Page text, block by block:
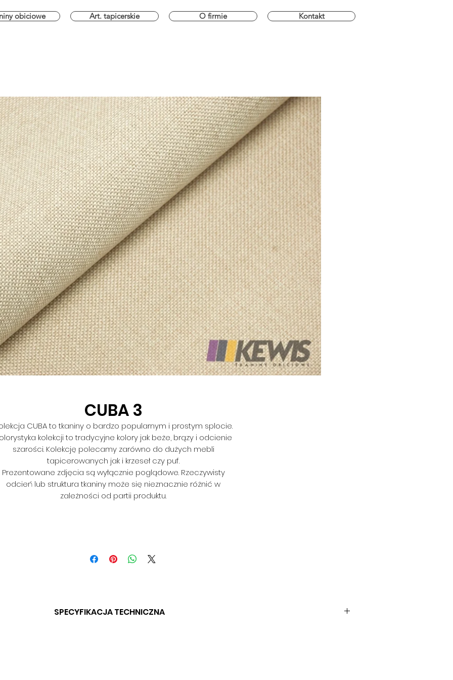
obiciowe Art. tapicerskie O firmie Kontakt
CUBA 3
CUBA to tkaniny o bardzo popularnym i prostym splocie.
kolekcji to tradycyjne kolory jak beże, brązy i odcienie
szarości. Kolekcję polecamy zarówno do dużych mebli
tapicerowanych jak i krzeseł czy puf.
Prezentowane zdjęcia są wyłącznie poglądowe. Rzeczywisty
odcień lub struktura tkaniny może się nieznacznie różnić w
zależności od partii produktu.
SPECYFIKACJA TECHNICZNA